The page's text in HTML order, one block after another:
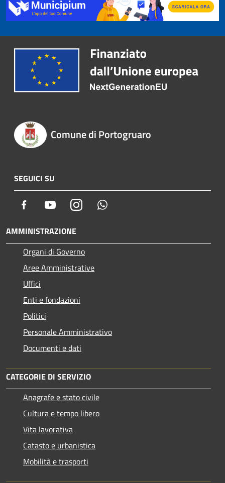
Comune di Portogruaro
SEGUICI SU
Facebook YoutubeInstagram
AMMINISTRAZIONE
Organi di Governo
Aree Amministrative
Uffici
Enti e fondazioni
Politici
Personale Amministrativo
Documenti e dati
CATEGORIE DI SERVIZIO
Anagrafe e stato civile
Cultura e tempo libero
Vita lavorativa
Catasto e urbanistica
Mobilità e trasporti